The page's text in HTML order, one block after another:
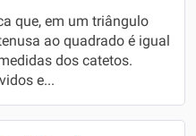
que, em um triângulo
ao quadrado é igual
dos catetos.
e...